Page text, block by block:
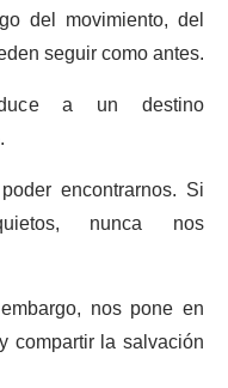
del movimiento, del
seguir como antes.
a un destino
encontrarnos. Si
nunca nos
nos pone en
compartir la salvación